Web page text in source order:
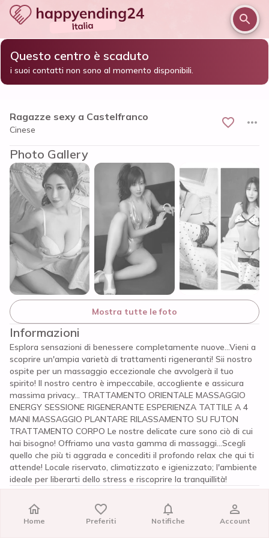
Home / Treviso e provincia / Castelfranco Veneto
Ragazze sexy a Castelfranco
Questo centro è scaduto
i suoi contatti non sono al momento disponibili.
Ragazze sexy a Castelfranco
Cinese
Photo Gallery
Mostra tutte le foto
Informazioni
Esplora sensazioni di benessere completamente nuove...Vieni a
scoprire un'ampia varietà di trattamenti rigeneranti! Sii nostro
ospite per un massaggio eccezionale che avvolgerà il tuo
spirito! Il nostro centro è impeccabile, accogliente e assicura
massima privacy... TRATTAMENTO ORIENTALE MASSAGGIO
ENERGY SESSIONE RIGENERANTE ESPERIENZA TATTILE A 4
MANI MASSAGGIO PLANTARE RILASSAMENTO SU FUTON
TRATTAMENTO CORPO Le nostre delicate cure sono ciò di cui
hai bisogno! Offriamo una vasta gamma di massaggi...Scegli
quello che più ti aggrada e concediti il profondo relax che qui ti
attende! Locale riservato, climatizzato e igienizzato; l'ambiente
ideale per liberarti dello stress e riscoprire la tranquillità!
Recensioni
C'è qualche problema?
Home Preferiti Notifiche Account
Home Preferiti Notifiche Account